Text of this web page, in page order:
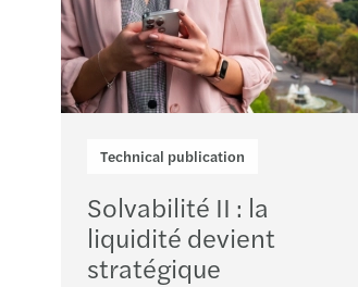
Technical publication
Solvabilité II : la
liquidité devient
stratégique